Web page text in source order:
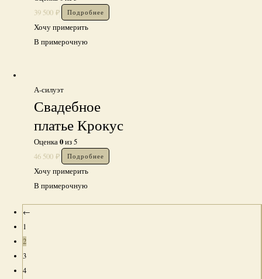
39 500₽ Подробнее
Хочу примерить
В примерочную
А-силуэт
Свадебное
платье Крокус
Оценка0из 5
46 500₽ Подробнее
Хочу примерить
В примерочную
←
1
2
3
4